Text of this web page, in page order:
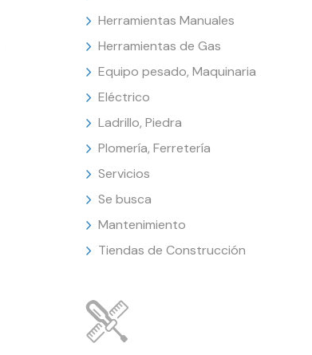
Herramientas Manuales
Herramientas de Gas
Equipo pesado, Maquinaria
Eléctrico
Ladrillo, Piedra
Plomería, Ferretería
Servicios
Se busca
Mantenimiento
Tiendas de Construcción